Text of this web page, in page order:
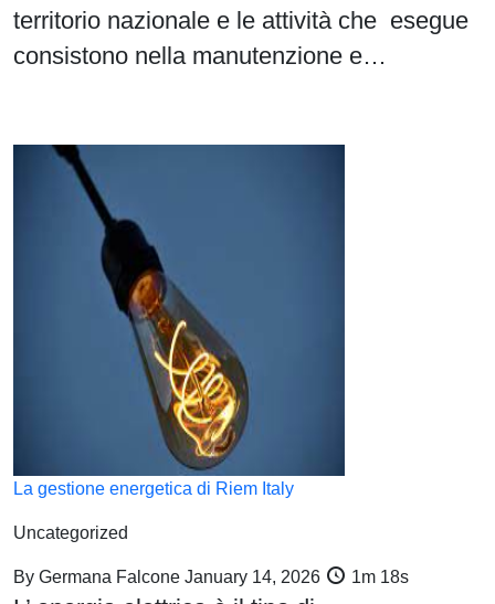
territorio nazionale e le attività che esegue
consistono nella manutenzione e…
La gestione energetica di Riem Italy
Uncategorized
By Germana Falcone January 14, 2026 1m 18s